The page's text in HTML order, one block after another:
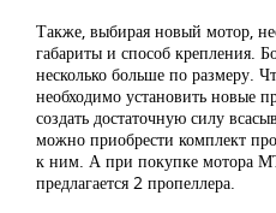
Также, выбирая новый мотор,
габариты и способ крепления.
несколько больше по размеру.
необходимо установить новые
создать достаточную силу
можно приобрести комплект
к ним. А при покупке мотора
предлагается 2 пропеллера.